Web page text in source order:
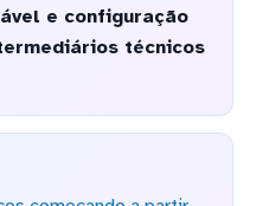
e configuração
técnicos